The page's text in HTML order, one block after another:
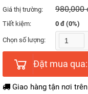
Giá thị trường: 980,000
Tiết kiệm: 0 đ (0%)
Chọn số lượng:
Đặt mua
Giao hàng tận nơi